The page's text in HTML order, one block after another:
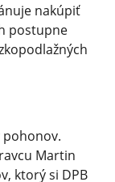
nakúpiť
postupne
pohonov.
Martin
ktorý si DPB